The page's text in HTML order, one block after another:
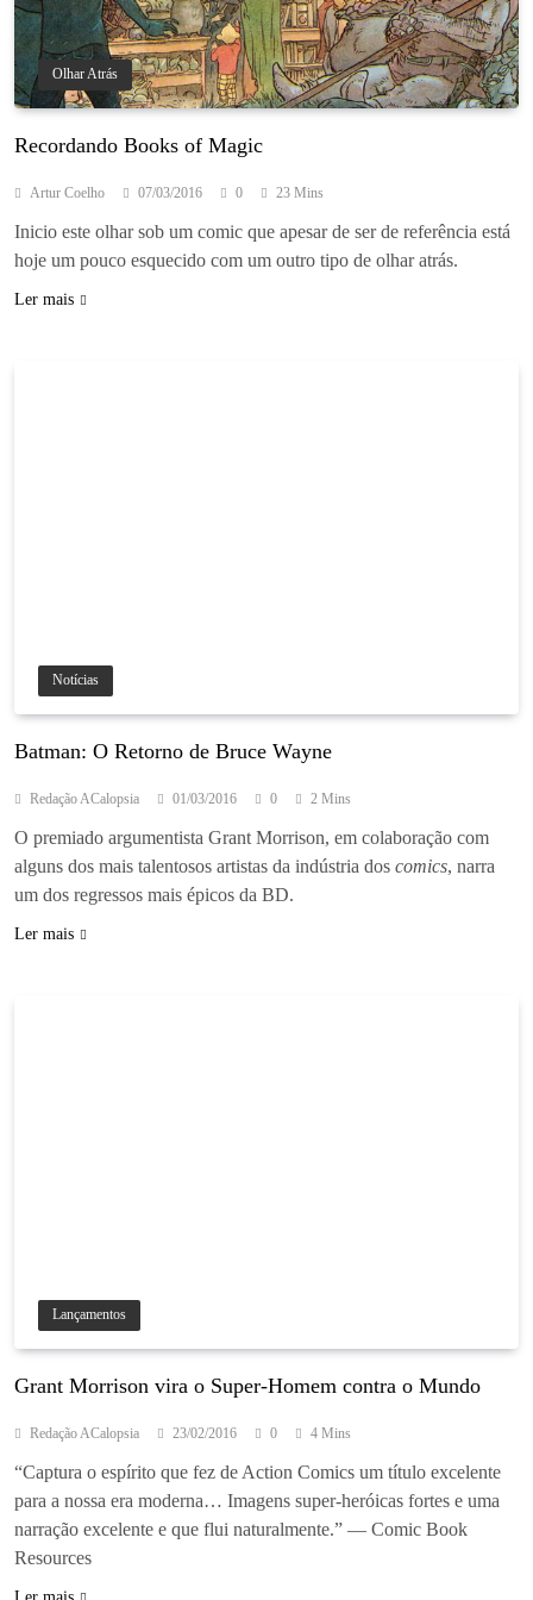
Olhar Atrás
Recordando Books of Magic
Artur Coelho 07/03/2016 0 23 Mins
Inicio este olhar sob um comic que apesar de ser de referência está
hoje um pouco esquecido com um outro tipo de olhar atrás.
Ler mais
Notícias
Batman: O Retorno de Bruce Wayne
Redação ACalopsia 01/03/2016 0 2 Mins
O premiado argumentista Grant Morrison, em colaboração com
alguns dos mais talentosos artistas da indústria dos comics, narra
um dos regressos mais épicos da BD.
Ler mais
Lançamentos
Grant Morrison vira o Super-Homem contra o Mundo
Redação ACalopsia 23/02/2016 0 4 Mins
“Captura o espírito que fez de Action Comics um título excelente
para a nossa era moderna… Imagens super-heróicas fortes e uma
narração excelente e que flui naturalmente.” — Comic Book
Resources